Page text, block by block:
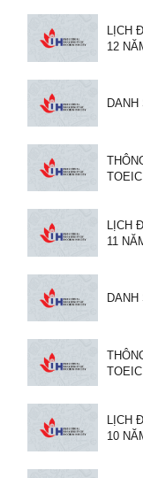
LỊCH
12
LỊCH
11
LỊCH
10